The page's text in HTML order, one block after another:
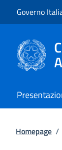
Governo
Homepage /